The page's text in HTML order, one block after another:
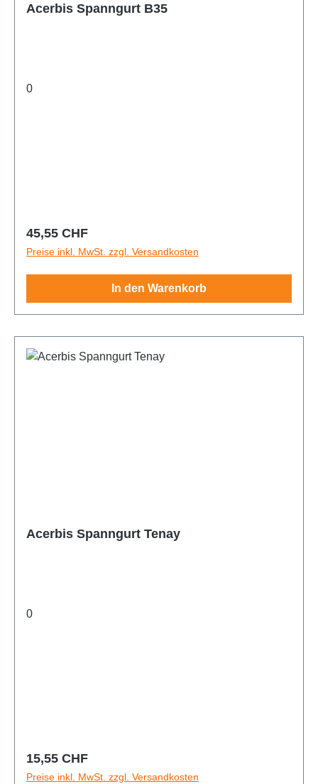
Acerbis Spanngurt B35
0
Regulärer Preis:
45,55 CHF
Preise inkl. MwSt. zzgl. Versandkosten
In den Warenkorb
Acerbis Spanngurt Tenay
0
Regulärer Preis:
15,55 CHF
Preise inkl. MwSt. zzgl. Versandkosten